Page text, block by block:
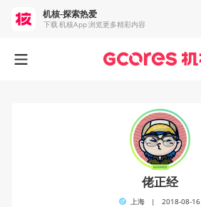
佬正经
上海 | 2018-08-16
机核-探索热爱
下载 机核App 浏览更多精彩内容